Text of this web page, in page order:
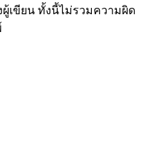
เขียน ทั้งนี้ไม่รวมความผิด